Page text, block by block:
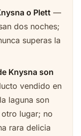
o Plett —
dos noches;
superas la
Knysna son
vendido en
laguna son
lugar; no
rara delicia